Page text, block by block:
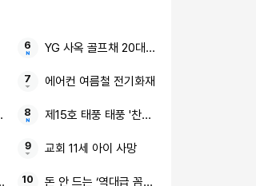
생
아
년 장문의 편지
논란 8초짜리 근황 영상
YG 사옥 골프채 20대 여성
에어컨 여름철 전기화재
제15호 태풍 태풍 '찬홈' 동해
교회 11세 아이 사망
돈 안 드는 ‘역대급 꼼수’ 비닐 1장 화장실 바닥